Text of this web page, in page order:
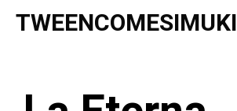
Saltar
TWEENCOMESIMUKI